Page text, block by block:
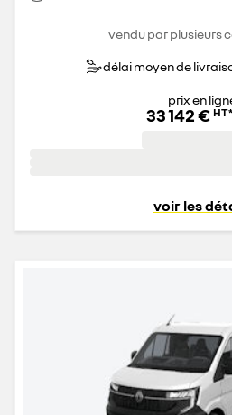
vendu par plusieurs
délai moyen de
prix en
33 142 € HT*
voir les